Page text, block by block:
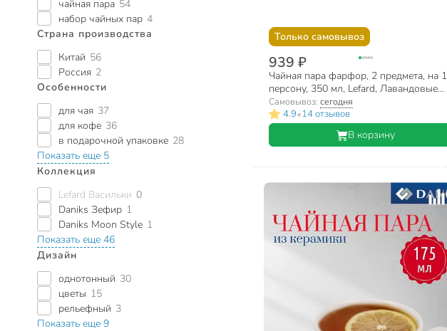
чайная пара 54
набор чайных пар 4
Страна производства
Китай 56
Россия 2
Особенности
для чая 37
для кофе 36
в подарочной упаковке 28
Показать еще 5
Коллекция
Lefard Васильки 0
Daniks Зефир 1
Daniks Moon Style 1
Показать еще 46
Дизайн
однотонный 30
цветы 15
рельефный 3
Показать еще 9
Только самовывоз
939 ₽
Чайная пара фарфор, 2 предмета, на 1
персону, 350 мл, Lefard, Лавандовые
коты, 425-174, подарочная упаковка
Самовывоз: сегодня
4.9•14 отзывов
В корзину